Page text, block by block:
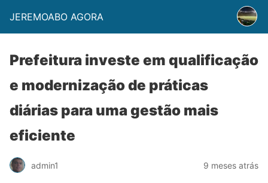
JEREMOABO AGORA
Prefeitura investe em qualificação
e modernização de práticas
diárias para uma gestão mais
eficiente
admin1 9 meses atrás